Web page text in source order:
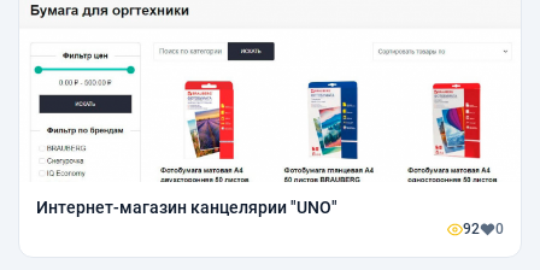
Интернет-магазин канцелярии "UNO"
92 0